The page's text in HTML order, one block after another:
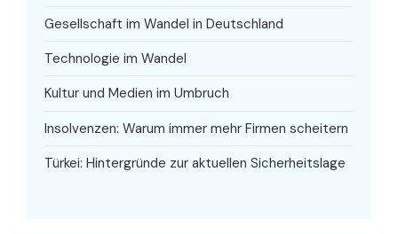
Gesellschaft im Wandel in Deutschland
Technologie im Wandel
Kultur und Medien im Umbruch
Insolvenzen: Warum immer mehr Firmen scheitern
Türkei: Hintergründe zur aktuellen Sicherheitslage